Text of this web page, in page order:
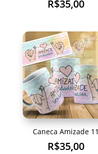
R$35,00
Caneca Amizade 11
R$35,00